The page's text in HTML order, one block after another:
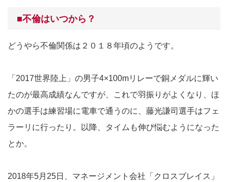
■不倫はいつから？
どうやら不倫関係は２０１８年頃のようです。
「2017世界陸上」の男子4×100mリレーで銅メダルに輝い
たのが最高成績なんですが、これで羽振りがよくなり、ほ
かの選手は練習場に電車で通うのに、藤光謙司選手はフェ
ラーリに行ったり。以降、タイムも伸び悩むようになった
とか。
2018年5月25日、マネージメント会社「クロスブレイス」